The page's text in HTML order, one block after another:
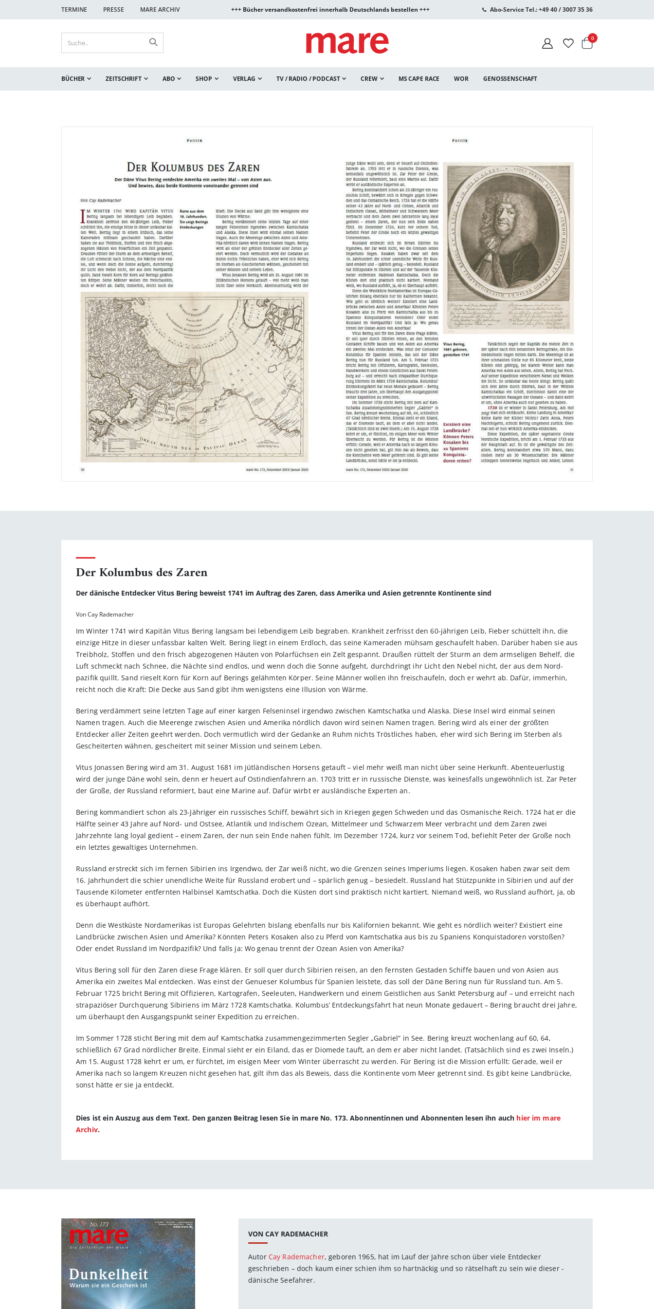
TERMINE PRESSE MARE ARCHIV +++ Bücher versandkostenfrei innerhalb Deutschlands bestellen +++ Abo-Service Tel.: +49 40 / 3007 35 36
Warenkorb
0Artikel
BÜCHER ZEITSCHRIFT ABO SHOP VERLAG TV / RADIO / PODCAST CREW MS CAPE RACE WOR GENOSSENSCHAFT
Der Kolumbus des Zaren
Der dänische Entdecker Vitus Bering beweist 1741 im Auftrag des Zaren, dass Amerika und Asien getrennte Kontinente sind
Von Cay Rademacher
Im Winter 1741 wird Kapitän Vitus Bering langsam bei lebendigem Leib begraben. Krankheit zerfrisst den 60-jährigen Leib, Fieber schüttelt ihn, die
einzige Hitze in dieser unfassbar kalten Welt. Bering liegt in einem Erdloch, das seine Kameraden mühsam geschaufelt haben. Darüber haben sie aus
Treibholz, Stoffen und den frisch abgezogenen Häuten von Polarfüchsen ein Zelt gespannt. Draußen rüttelt der Sturm an dem armseligen Behelf, die
Luft schmeckt nach Schnee, die Nächte sind endlos, und wenn doch die Sonne aufgeht, durchdringt ihr Licht den Nebel nicht, der aus dem Nord­
pazifik quillt. Sand rieselt Korn für Korn auf Berings gelähmten Körper. Seine Männer wollen ihn freischaufeln, doch er wehrt ab. Dafür, immerhin,
reicht noch die Kraft: Die Decke aus Sand gibt ihm wenigstens eine Illusion von Wärme.
Bering verdämmert seine letzten Tage auf einer kargen Felseninsel irgendwo zwischen Kamtschatka und Alaska. Diese Insel wird einmal seinen
Namen tragen. Auch die Meerenge zwischen Asien und Amerika nördlich davon wird seinen Namen tragen. Bering wird als einer der größten
Entdecker aller Zeiten geehrt werden. Doch vermutlich wird der Gedanke an Ruhm nichts Tröstliches haben, eher wird sich Bering im Sterben als
Gescheiterten wähnen, gescheitert mit seiner Mission und seinem Leben.
Vitus Jonassen Bering wird am 31. August 1681 im jütländischen Horsens getauft – viel mehr weiß man nicht über seine Herkunft. Abenteuerlustig
wird der junge Däne wohl sein, denn er heuert auf Ostindienfahrern an. 1703 tritt er in russische Dienste, was ­keinesfalls ungewöhnlich ist. Zar Peter
der Große, der Russland reformiert, baut eine Marine auf. Dafür wirbt er ausländische Experten an.
Bering kommandiert schon als 23-Jähriger ein russisches Schiff, bewährt sich in Kriegen gegen Schweden und das Osmanische Reich. 1724 hat er die
Hälfte seiner 43 Jahre auf Nord- und Ostsee, Atlantik und Indischem Ozean, Mittelmeer und Schwarzem Meer verbracht und dem Zaren zwei
Jahrzehnte lang loyal gedient – einem Zaren, der nun sein Ende nahen fühlt. Im Dezember 1724, kurz vor seinem Tod, be­fiehlt Peter der Große noch
ein letztes gewaltiges Unternehmen.
Russland erstreckt sich im fernen Sibirien ins Irgendwo, der Zar weiß nicht, wo die Grenzen seines Imperiums liegen. Kosaken haben zwar seit dem
16. Jahrhundert die schier unendliche Weite für Russland erobert und – spärlich genug – besiedelt. Russland hat Stützpunkte in Sibirien und auf der
Tausende Kilometer entfernten Halbinsel Kamtschatka. Doch die Küsten dort sind praktisch nicht kartiert. Niemand weiß, wo Russland aufhört, ja, ob
es überhaupt aufhört.
Denn die Westküste Nordamerikas ist Europas Gelehrten bislang ebenfalls nur bis Kalifornien be­­kannt. Wie geht es nördlich weiter? Existiert eine
Land­­brücke zwischen Asien und Amerika? Könnten Peters Kosaken also zu Pferd von Kamtschatka aus bis zu Spaniens Konquistadoren vorstoßen?
Oder endet Russ­land im Nordpazifik? Und falls ja: Wo genau trennt der Ozean Asien von Amerika?
Vitus Bering soll für den Zaren diese Frage klären. Er soll quer durch Sibirien reisen, an den fernsten Gestaden Schiffe bauen und von Asien aus
Amerika ein zweites Mal entdecken. Was einst der Genueser Kolumbus für Spanien leistete, das soll der Däne Bering nun für Russland tun. Am 5.
Februar 1725 bricht Bering mit Offizieren, Kartografen, Seeleuten, Handwerkern und einem Geistlichen aus Sankt Petersburg auf – und erreicht nach
strapaziöser Durchquerung Sibiriens im März 1728 Kamtschatka. Kolumbus’ Entdeckungsfahrt hat neun Monate gedauert – Bering braucht drei Jahre,
um überhaupt den Ausgangspunkt seiner Expedition zu erreichen.
Im Sommer 1728 sticht Bering mit dem auf Kamtschatka zusammengezimmerten Segler „Gabriel“ in See. Bering kreuzt wochenlang auf 60, 64,
schließlich 67 Grad nördlicher Breite. Einmal sieht er ein Eiland, das er Diomede tauft, an dem er aber nicht landet. (Tatsächlich sind es zwei Inseln.)
Am 15. August 1728 kehrt er um, er fürchtet, im eisigen Meer vom Winter überrascht zu werden. Für Bering ist die Mission er­füllt: Gerade, weil er
Amerika nach so langem Kreuzen nicht gesehen hat, gilt ihm das als Beweis, dass die Kontinente vom Meer getrennt sind. Es gibt keine Landbrücke,
sonst hätte er sie ja entdeckt.
Dies ist ein Auszug aus dem Text. Den ganzen Beitrag lesen Sie in mare No. 173. Abonnentinnen und Abonnenten lesen ihn auch hier im mare
Archiv.
VON CAY RADEMACHER
Autor Cay Rademacher, geboren 1965, hat im Lauf der Jahre schon über viele Entdecker
geschrieben – doch kaum einer schien ihm so hartnäckig und so rätselhaft zu sein wie dieser ­
dänische Seefahrer.